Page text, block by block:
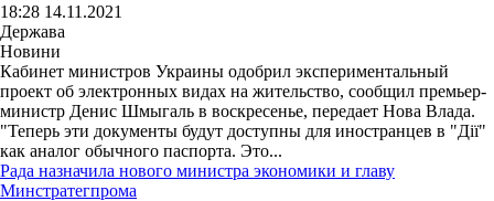
18:28 14.11.2021
Держава
Новини
Кабинет министров Украины одобрил экспериментальный
проект об электронных видах на жительство, сообщил премьер-
министр Денис Шмыгаль в воскресенье, передает Нова Влада.
"Теперь эти документы будут доступны для иностранцев в "Дії"
как аналог обычного паспорта. Это...
Рада назначила нового министра экономики и главу
Минстратегпрома